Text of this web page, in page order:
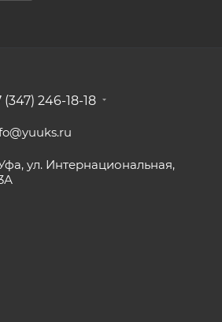
(347) 246-18-18
ул. Интернациональная,